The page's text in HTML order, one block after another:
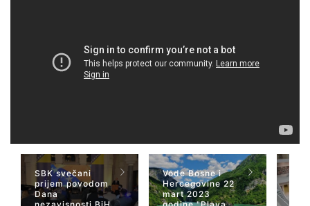
SBK svečani
prijem povodom
Dana
Vode Bosne i
Hercegovine 22
mart 2023